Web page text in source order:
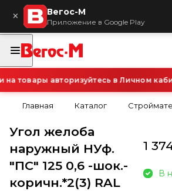
× Вегос-М
Приложение в Google Play
товары авторизуйтесь в Личном
Главная Каталог
Угол желоба
наружный НУф.
"ПС" 125 0,6 -шок.-
коричн.*2(3) RAL
1
В